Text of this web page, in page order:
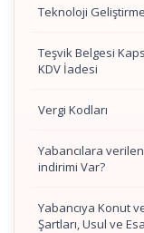
Teknoloji
Teşvik Belgesi
KDV İadesi
Vergi Kodları
Yabancılara
indirimi Var?
Yabancıya Konut
Şartları, Usul ve